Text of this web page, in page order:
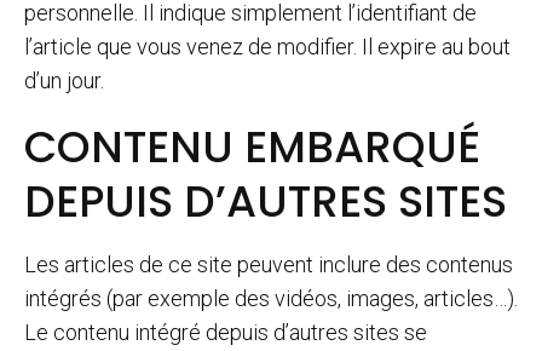
personnelle. Il indique simplement l’identifiant de
l’article que vous venez de modifier. Il expire au bout
d’un jour.
CONTENU EMBARQUÉ
DEPUIS D’AUTRES SITES
Les articles de ce site peuvent inclure des contenus
intégrés (par exemple des vidéos, images, articles…).
Le contenu intégré depuis d’autres sites se